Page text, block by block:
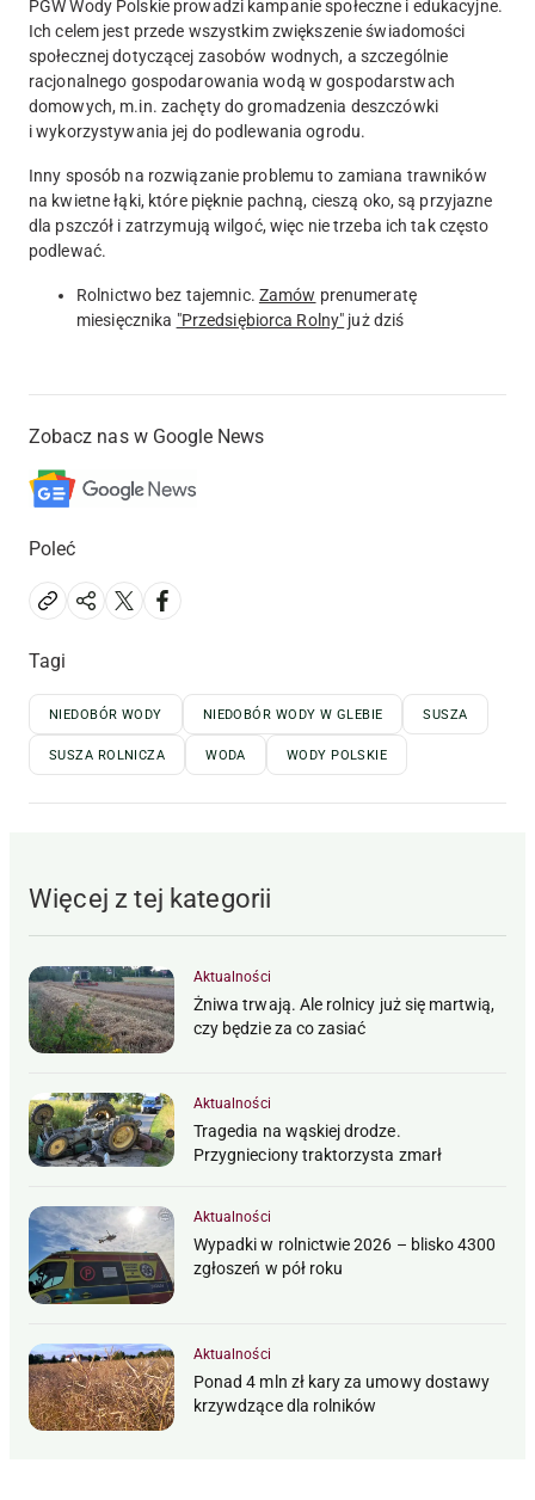
PGW Wody Polskie prowadzi kampanie społeczne i edukacyjne.
Ich celem jest przede wszystkim zwiększenie świadomości
społecznej dotyczącej zasobów wodnych, a szczególnie
racjonalnego gospodarowania wodą w gospodarstwach
domowych, m.in. zachęty do gromadzenia deszczówki
i wykorzystywania jej do podlewania ogrodu.
Inny sposób na rozwiązanie problemu to zamiana trawników
na kwietne łąki, które pięknie pachną, cieszą oko, są przyjazne
dla pszczół i zatrzymują wilgoć, więc nie trzeba ich tak często
podlewać.
Rolnictwo bez tajemnic. Zamów prenumeratę
miesięcznika "Przedsiębiorca Rolny" już dziś
Zobacz nas w Google News
Poleć
Tagi
NIEDOBÓR WODY NIEDOBÓR WODY W GLEBIE SUSZA
SUSZA ROLNICZA WODA WODY POLSKIE
Więcej z tej kategorii
Aktualności
Żniwa trwają. Ale rolnicy już się martwią,
czy będzie za co zasiać
Aktualności
Tragedia na wąskiej drodze.
Przygnieciony traktorzysta zmarł
Aktualności
Wypadki w rolnictwie 2026 – blisko 4300
zgłoszeń w pół roku
Aktualności
Ponad 4 mln zł kary za umowy dostawy
krzywdzące dla rolników